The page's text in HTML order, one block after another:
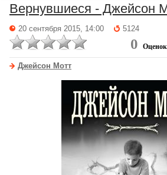
Вернувшиеся - Джейсон
20 сентября 2015, 14:00 5124
0
Джейсон Мотт